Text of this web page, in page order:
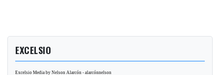
EXCELSIO
Excelsio Media by Nelson Alarcón - alarcónnelson